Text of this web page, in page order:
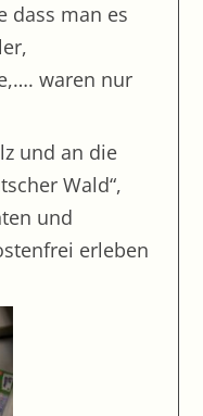
geschlüpft
Stiftung
vom
dass man es
waren nur
und an die
Wald“,
und
erleben